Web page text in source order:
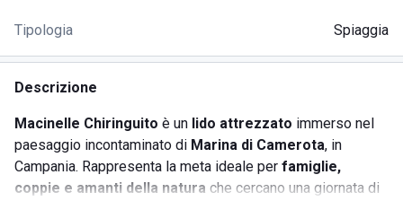
Tipologia Spiaggia
Descrizione
Macinelle Chiringuito è un lido attrezzato immerso nel
paesaggio incontaminato di Marina di Camerota, in
Campania. Rappresenta la meta ideale per famiglie,
coppie e amanti della natura che cercano una giornata di